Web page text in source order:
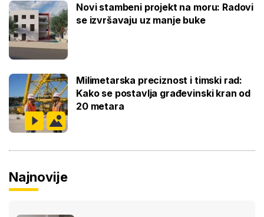
Novi stambeni projekt na moru: Radovi
se izvršavaju uz manje buke
Milimetarska preciznost i timski rad:
Kako se postavlja građevinski kran od
20 metara
Najnovije